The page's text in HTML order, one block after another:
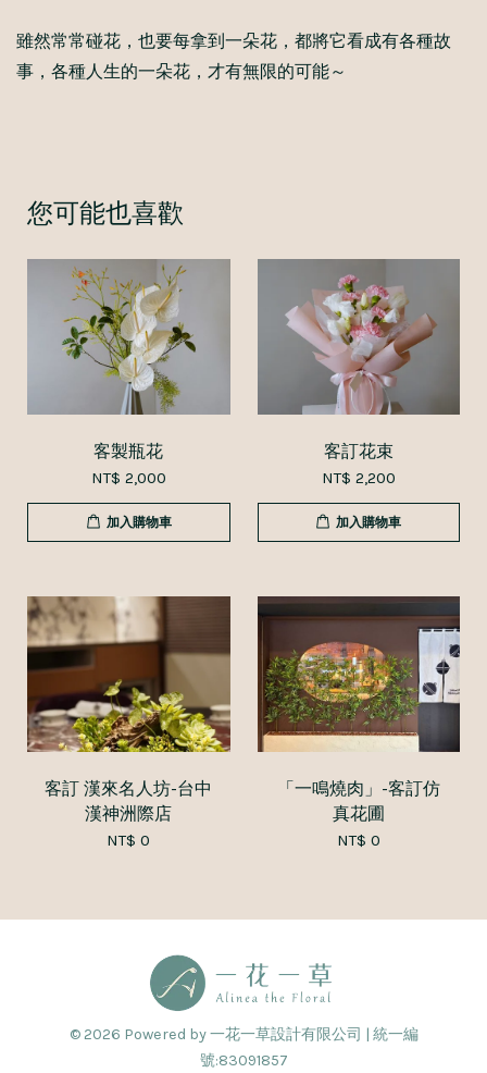
雖然常常碰花，也要每拿到一朵花，都將它看成有各種故
事，各種人生的一朵花，才有無限的可能～
您可能也喜歡
客製瓶花
NT$ 2,000
加入購物車
客訂花束
NT$ 2,200
加入購物車
客訂 漢來名人坊-台中
漢神洲際店
NT$ 0
「一鳴燒肉」-客訂仿
真花圃
NT$ 0
© 2026 Powered by 一花一草設計有限公司 | 統一編
號:83091857